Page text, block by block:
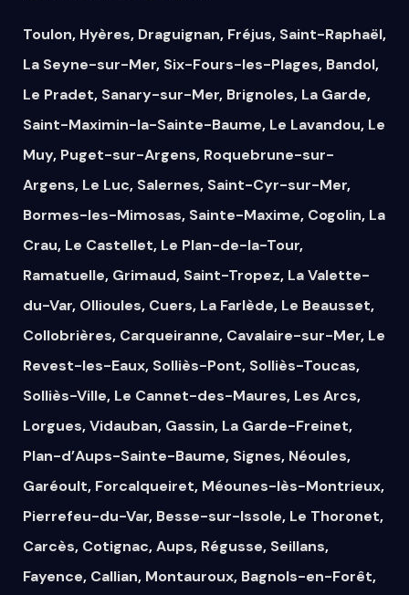
Toulon, Hyères, Draguignan, Fréjus, Saint-Raphaël,
La Seyne-sur-Mer, Six-Fours-les-Plages, Bandol,
Le Pradet, Sanary-sur-Mer, Brignoles, La Garde,
Saint-Maximin-la-Sainte-Baume, Le Lavandou, Le
Muy, Puget-sur-Argens, Roquebrune-sur-
Argens, Le Luc, Salernes, Saint-Cyr-sur-Mer,
Bormes-les-Mimosas, Sainte-Maxime, Cogolin, La
Crau, Le Castellet, Le Plan-de-la-Tour,
Ramatuelle, Grimaud, Saint-Tropez, La Valette-
du-Var, Ollioules, Cuers, La Farlède, Le Beausset,
Collobrières, Carqueiranne, Cavalaire-sur-Mer, Le
Revest-les-Eaux, Solliès-Pont, Solliès-Toucas,
Solliès-Ville, Le Cannet-des-Maures, Les Arcs,
Lorgues,Vidauban, Gassin, La Garde-Freinet,
Plan-d’Aups-Sainte-Baume, Signes, Néoules,
Garéoult, Forcalqueiret, Méounes-lès-Montrieux,
Pierrefeu-du-Var, Besse-sur-Issole, Le Thoronet,
Carcès, Cotignac,Aups, Régusse, Seillans,
Fayence, Callian, Montauroux, Bagnols-en-Forêt,